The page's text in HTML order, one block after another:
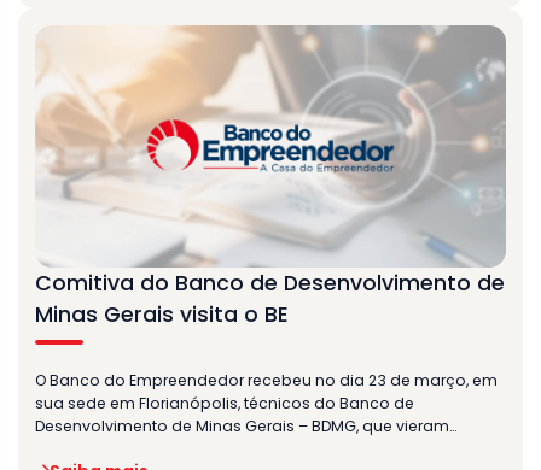
Comitiva do Banco de Desenvolvimento de
Minas Gerais visita o BE
O Banco do Empreendedor recebeu no dia 23 de março, em
sua sede em Florianópolis, técnicos do Banco de
Desenvolvimento de Minas Gerais – BDMG, que vieram…